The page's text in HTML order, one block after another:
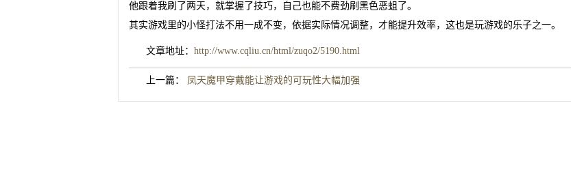
他跟着我刷了两天，就掌握了技巧，自己也能不费劲刷黑色恶蛆了。
其实游戏里的小怪打法不用一成不变，依据实际情况调整，才能提升效率，这也是玩游戏的乐子之一。
文章地址： http://www.cqliu.cn/html/zuqo2/5190.html
上一篇： 凤天魔甲穿戴能让游戏的可玩性大幅加强